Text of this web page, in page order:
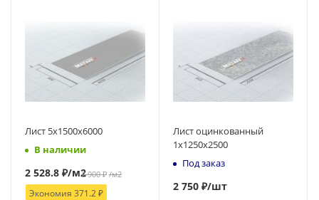
Лист 5х1500х6000
В наличии
2 900₽ /м2
2 528.8 ₽/м2
Экономия 371.2₽
Лист оцинкованный
1x1250х2500
Под заказ
2 750 ₽/шт